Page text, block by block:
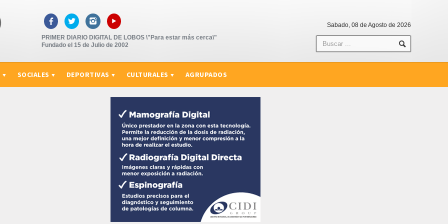
   ▸
PRIMER DIARIO DIGITAL DE LOBOS \"Para estar más cerca\"
Fundado el 15 de Julio de 2002
Sabado, 08 de Agosto de 2026
SOCIALES DEPORTIVAS CULTURALES AGRUPADOS